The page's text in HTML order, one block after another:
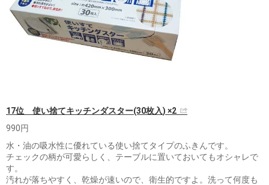
17位 使い捨てキッチンダスター(30枚入) ×2
990円
水・油の吸水性に優れている使い捨てタイプのふきんです。
チェックの柄が可愛らしく、テーブルに置いておいてもオシャレで
す。
汚れが落ちやすく、乾燥が速いので、衛生的ですよ。洗って何度も